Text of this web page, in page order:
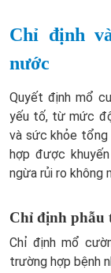
Chỉ định
nước
Quyết định mổ
yếu tố, từ mức
và sức khỏe tổng
hợp được
ngừa rủi ro không
Chỉ định phẫu
Chỉ định mổ
trường hợp bệnh